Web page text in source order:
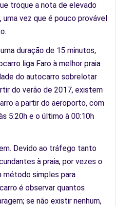
troque a nota de elevado
vez que é pouco provável
duração de 15 minutos,
liga Faro à melhor praia
do autocarro sobrelotar
do verão de 2017, existem
a partir do aeroporto, com
5:20h e o último à 00:10h
Devido ao tráfego tanto
à praia, por vezes o
método simples para
é observar quantos
se não existir nenhum,